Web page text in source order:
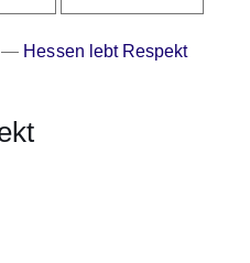
Hessen lebt Respekt